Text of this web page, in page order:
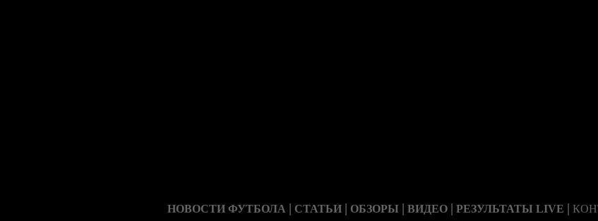
НОВОСТИ ФУТБОЛА | СТАТЬИ | ОБЗОРЫ | ВИДЕО | РЕЗУЛЬТАТЫ LIVE |